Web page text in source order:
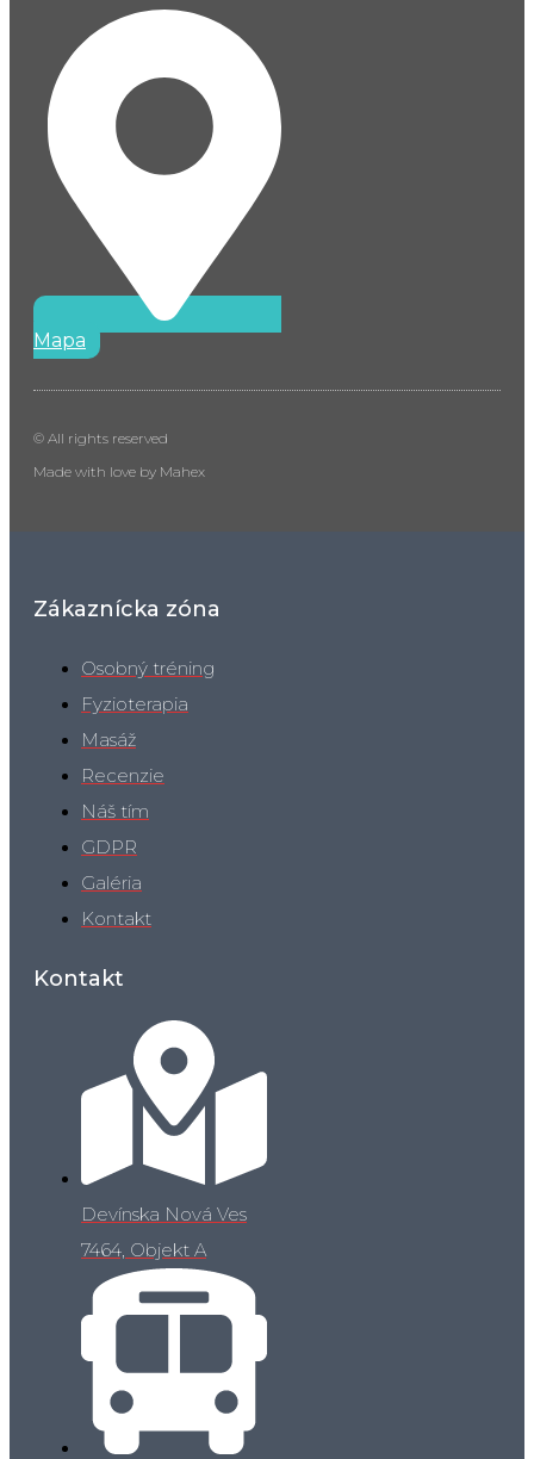
Mapa
© All rights reserved
Made with love by Mahex
Zákaznícka zóna
Osobný tréning
Fyzioterapia
Masáž
Recenzie
Náš tím
GDPR
Galéria
Kontakt
Kontakt
Devínska Nová Ves
7464, Objekt A